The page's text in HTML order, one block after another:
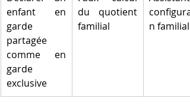
enfant en
garde
partagée
comme en
garde
exclusive
du quotient
familial
n familiale